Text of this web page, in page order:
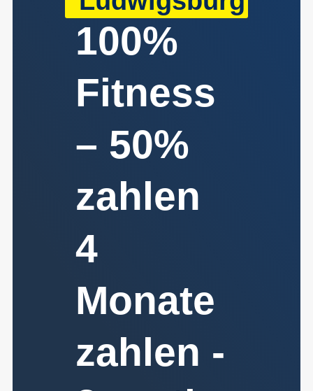
100%
Fitness
– 50%
zahlen
4
Monate
zahlen -